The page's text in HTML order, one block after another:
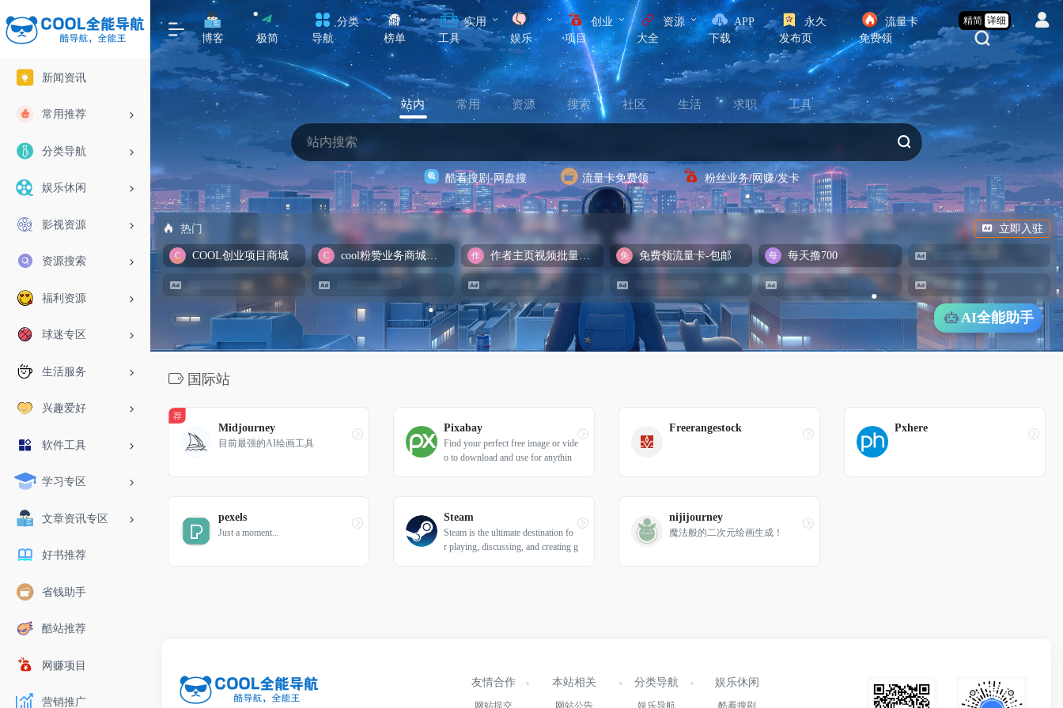
新闻资讯
常用推荐
分类导航
娱乐休闲
影视资源
资源搜索
福利资源
球迷专区
生活服务
兴趣爱好
软件工具
学习专区
文章资讯专区
好书推荐
省钱助手
酷站推荐
网赚项目
营销推广
博客 极简
分类
导航
榜单
实用
工具
娱乐
创业
项目
资源
大全
APP
下载
永久
发布页
流量卡
免费领
精简 详细
站内 常用 资源 搜索 社区 生活 求职 工具
酷看搜剧-网盘搜 流量卡免费领 粉丝业务/网赚/发卡
热门 立即入驻
COOL创业项目商城 cool粉赞业务商城【爆粉引流】 作者主页视频批量提取 免费领流量卡-包邮 每天撸700
国际站
荐
Midjourney
目前最强的AI绘画工具
Pixabay
Find your perfect free image or vide
o to download and use for anythin
Freerangestock Pxhere
pexels
Just a moment...
Steam
Steam is the ultimate destination fo
r playing, discussing, and creating g
nijijourney
魔法般的二次元绘画生成！
友情合作
网站提交
本站相关
网站公告
分类导航
娱乐导航
娱乐休闲
酷看搜剧
AI全能助手